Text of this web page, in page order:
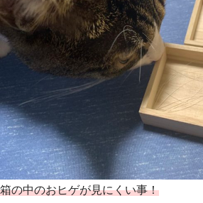
箱の中のおヒゲが見にくい事！